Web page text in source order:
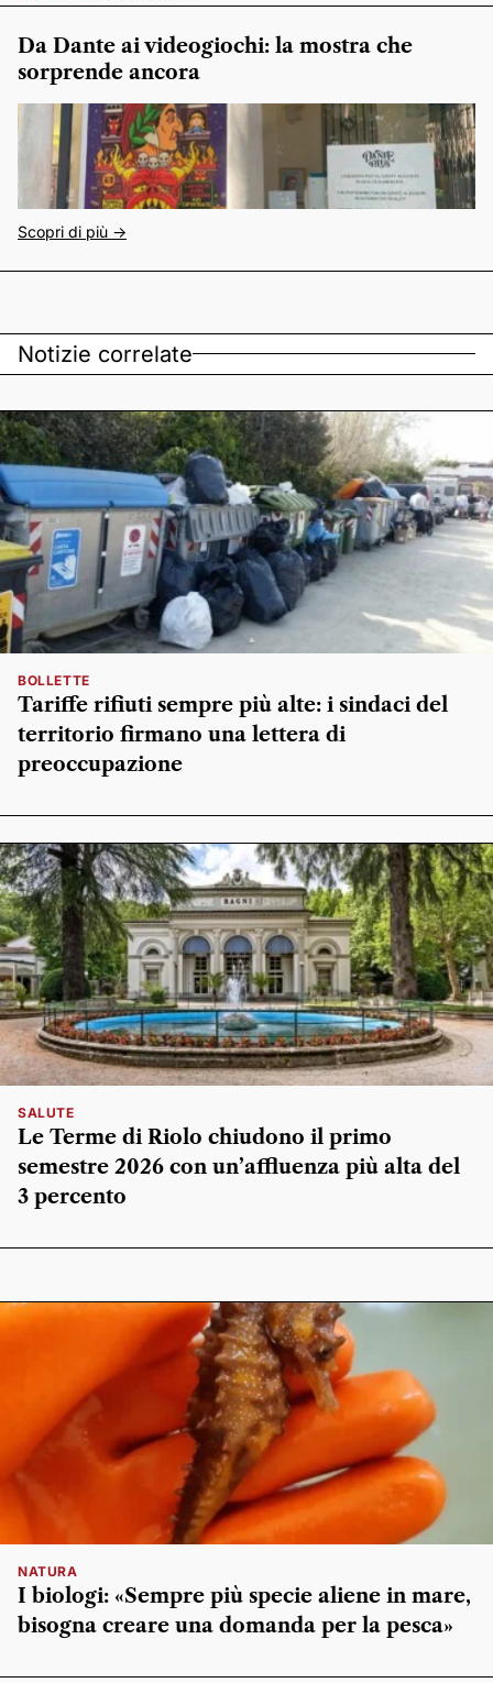
Da Dante ai videogiochi: la mostra che
sorprende ancora
Scopri di più ->
Notizie correlate
BOLLETTE
Tariffe rifiuti sempre più alte: i sindaci del
territorio firmano una lettera di
preoccupazione
SALUTE
Le Terme di Riolo chiudono il primo
semestre 2026 con un’affluenza più alta del
3 percento
NATURA
I biologi: «Sempre più specie aliene in mare,
bisogna creare una domanda per la pesca»